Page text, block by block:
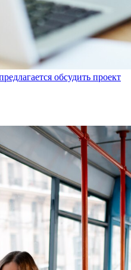
обсудить проект